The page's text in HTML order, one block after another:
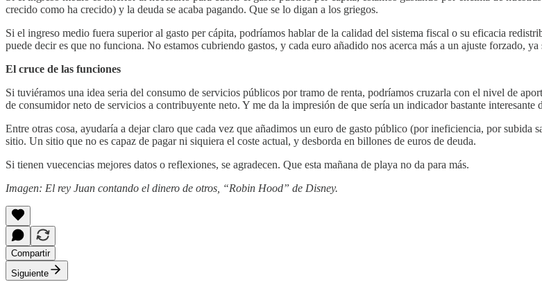
crecido como ha crecido) y la deuda se acaba pagando. Que se lo digan a los griegos.
Si el ingreso medio fuera superior al gasto per cápita, podríamos hablar de la calidad del sistema fiscal o su eficacia
puede decir es que no funciona. No estamos cubriendo gastos, y cada euro añadido nos acerca más a un ajuste forzado,
El cruce de las funciones
Si tuviéramos una idea seria del consumo de servicios públicos por tramo de renta, podríamos cruzarla con el nivel de
de consumidor neto de servicios a contribuyente neto. Y me da la impresión de que sería un indicador bastante interesante
Entre otras cosa, ayudaría a dejar claro que cada vez que añadimos un euro de gasto público (por ineficiencia, por
sitio. Un sitio que no es capaz de pagar ni siquiera el coste actual, y desborda en billones de euros de deuda.
Si tienen vuecencias mejores datos o reflexiones, se agradecen. Que esta mañana de playa no da para más.
Imagen: El rey Juan contando el dinero de otros, “Robin Hood” de Disney.
Compartir
Siguiente